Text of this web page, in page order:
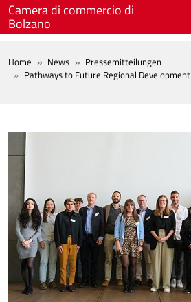
Skip to main content
Camera di commercio di
Bolzano
BREADCRUMB
Home News
Pressemitteilungen
Pathways to Future Regional Development